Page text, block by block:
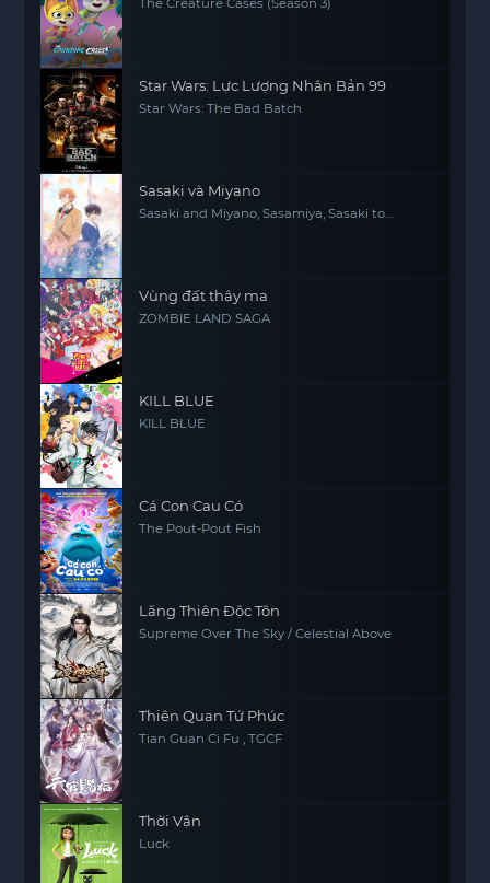
Star Wars: Lực Lượng Nhân Bản 99
Star Wars: The Bad Batch
Sasaki và Miyano
Sasaki and Miyano, Sasamiya, Sasaki to
Vùng đất thây ma
ZOMBIE LAND SAGA
KILL BLUE
KILL BLUE
Cá Con Cau Có
The Pout-Pout Fish
Lăng Thiên Độc Tôn
Supreme Over The Sky / Celestial Above
Thiên Quan Tứ Phúc
Tian Guan Ci Fu , TGCF
Thời Vận
Luck